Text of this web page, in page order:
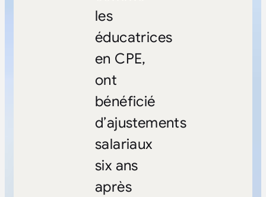
les
éducatrices
en CPE,
ont
bénéficié
d’ajustements
salariaux
six ans
après